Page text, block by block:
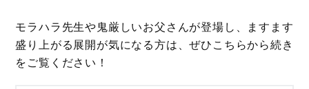
モラハラ先生や鬼厳しいお父さんが登場し、ますます
盛り上がる展開が気になる方は、ぜひこちらから続き
をご覧ください！